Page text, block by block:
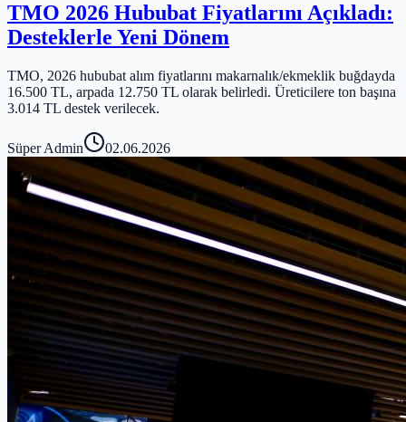
TMO 2026 Hububat Fiyatlarını Açıkladı:
Desteklerle Yeni Dönem
TMO, 2026 hububat alım fiyatlarını makarnalık/ekmeklik buğdayda
16.500 TL, arpada 12.750 TL olarak belirledi. Üreticilere ton başına
3.014 TL destek verilecek.
Süper Admin 02.06.2026